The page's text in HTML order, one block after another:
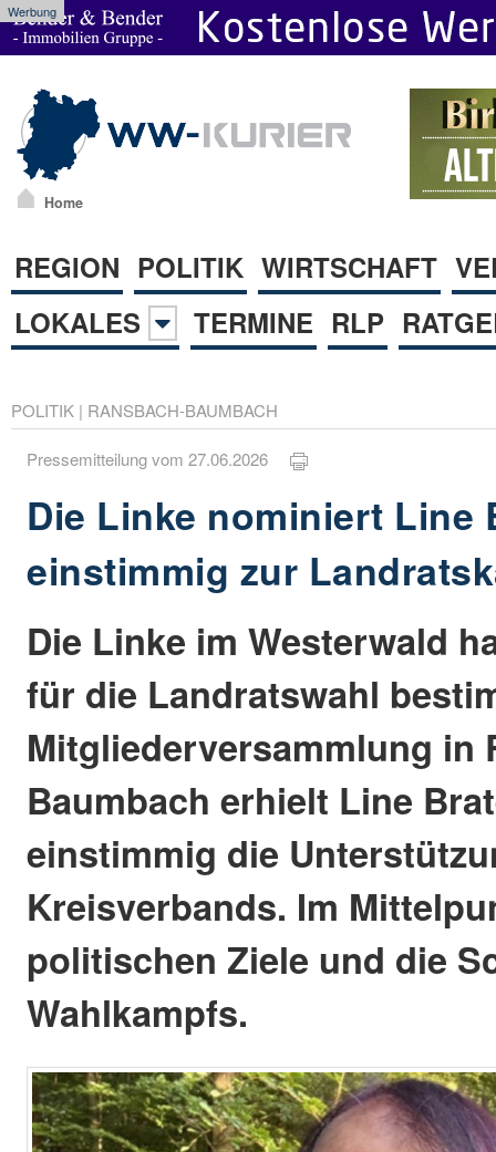
Werbung
Home
REGION POLITIK WIRTSCHAFT
LOKALES
TERMINE RLP
POLITIK | RANSBACH-BAUMBACH
Pressemitteilung vom 27.06.2026
Die Linke nominiert Line
einstimmig zur
Die Linke im Westerwald
für die Landratswahl
Mitgliederversammlung in
Baumbach erhielt Line
einstimmig die
Kreisverbands. Im
politischen Ziele und die
Wahlkampfs.